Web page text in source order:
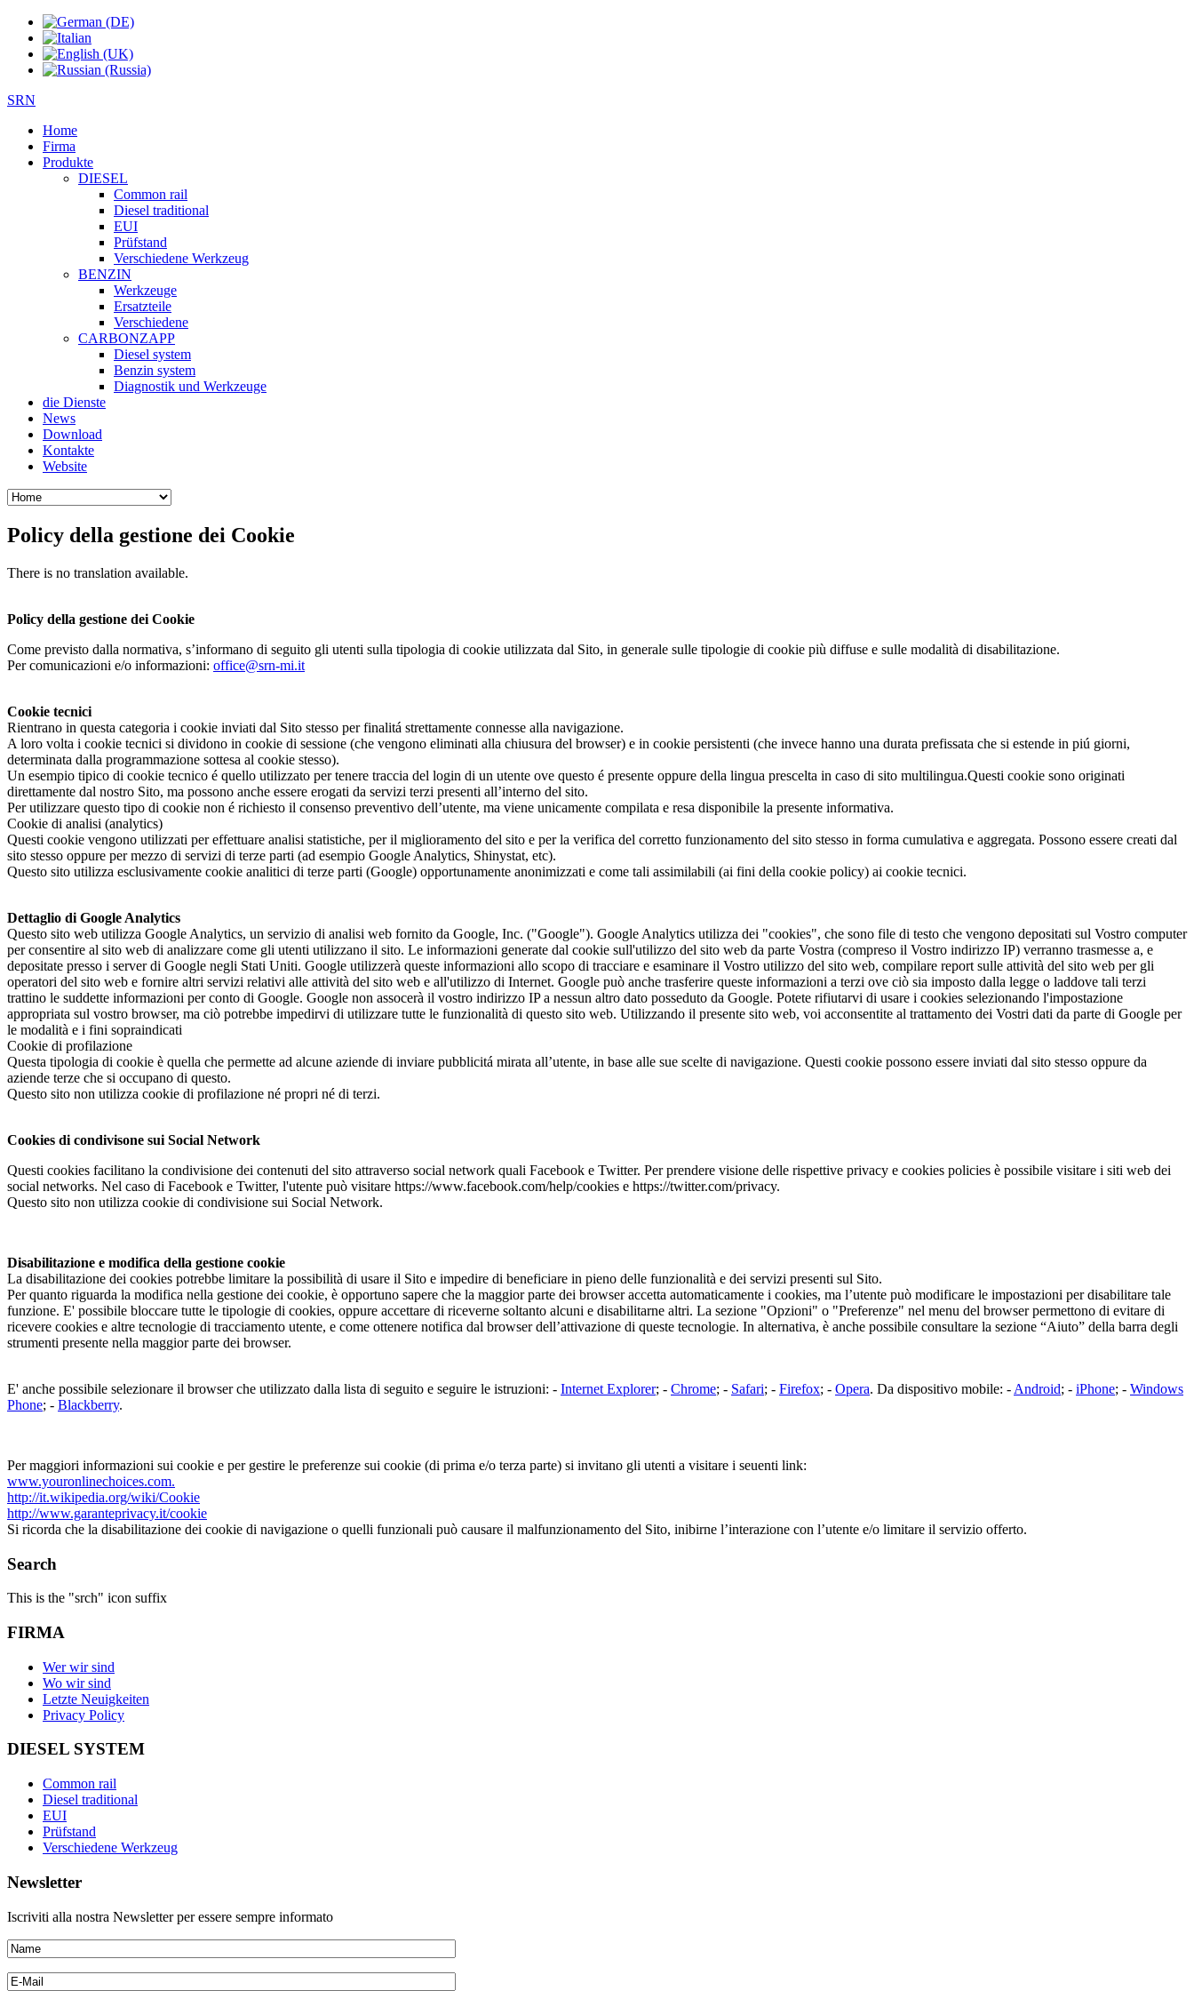
SRN
Home
Firma
Produkte
DIESEL
Common rail
Diesel traditional
EUI
Prüfstand
Verschiedene Werkzeug
BENZIN
Werkzeuge
Ersatzteile
Verschiedene
CARBONZAPP
Diesel system
Benzin system
Diagnostik und Werkzeuge
die Dienste
News
Download
Kontakte
Website
Policy della gestione dei Cookie
There is no translation available.
Policy della gestione dei Cookie
Come previsto dalla normativa, s’informano di seguito gli utenti sulla tipologia di cookie utilizzata dal Sito, in generale sulle tipologie di cookie più diffuse e sulle modalità di disabilitazione.
Per comunicazioni e/o informazioni: office@srn-mi.it
Cookie tecnici
Rientrano in questa categoria i cookie inviati dal Sito stesso per finalitá strettamente connesse alla navigazione.
A loro volta i cookie tecnici si dividono in cookie di sessione (che vengono eliminati alla chiusura del browser) e in cookie persistenti (che invece hanno una durata prefissata che si estende in piú giorni,
determinata dalla programmazione sottesa al cookie stesso).
Un esempio tipico di cookie tecnico é quello utilizzato per tenere traccia del login di un utente ove questo é presente oppure della lingua prescelta in caso di sito multilingua.Questi cookie sono originati
direttamente dal nostro Sito, ma possono anche essere erogati da servizi terzi presenti all’interno del sito.
Per utilizzare questo tipo di cookie non é richiesto il consenso preventivo dell’utente, ma viene unicamente compilata e resa disponibile la presente informativa.
Cookie di analisi (analytics)
Questi cookie vengono utilizzati per effettuare analisi statistiche, per il miglioramento del sito e per la verifica del corretto funzionamento del sito stesso in forma cumulativa e aggregata. Possono essere creati dal
sito stesso oppure per mezzo di servizi di terze parti (ad esempio Google Analytics, Shinystat, etc).
Questo sito utilizza esclusivamente cookie analitici di terze parti (Google) opportunamente anonimizzati e come tali assimilabili (ai fini della cookie policy) ai cookie tecnici.
Dettaglio di Google Analytics
Questo sito web utilizza Google Analytics, un servizio di analisi web fornito da Google, Inc. ("Google"). Google Analytics utilizza dei "cookies", che sono file di testo che vengono depositati sul Vostro computer
per consentire al sito web di analizzare come gli utenti utilizzano il sito. Le informazioni generate dal cookie sull'utilizzo del sito web da parte Vostra (compreso il Vostro indirizzo IP) verranno trasmesse a, e
depositate presso i server di Google negli Stati Uniti. Google utilizzerà queste informazioni allo scopo di tracciare e esaminare il Vostro utilizzo del sito web, compilare report sulle attività del sito web per gli
operatori del sito web e fornire altri servizi relativi alle attività del sito web e all'utilizzo di Internet. Google può anche trasferire queste informazioni a terzi ove ciò sia imposto dalla legge o laddove tali terzi
trattino le suddette informazioni per conto di Google. Google non assocerà il vostro indirizzo IP a nessun altro dato posseduto da Google. Potete rifiutarvi di usare i cookies selezionando l'impostazione
appropriata sul vostro browser, ma ciò potrebbe impedirvi di utilizzare tutte le funzionalità di questo sito web. Utilizzando il presente sito web, voi acconsentite al trattamento dei Vostri dati da parte di Google per
le modalità e i fini sopraindicati
Cookie di profilazione
Questa tipologia di cookie è quella che permette ad alcune aziende di inviare pubblicitá mirata all’utente, in base alle sue scelte di navigazione. Questi cookie possono essere inviati dal sito stesso oppure da
aziende terze che si occupano di questo.
Questo sito non utilizza cookie di profilazione né propri né di terzi.
Cookies di condivisone sui Social Network
Questi cookies facilitano la condivisione dei contenuti del sito attraverso social network quali Facebook e Twitter. Per prendere visione delle rispettive privacy e cookies policies è possibile visitare i siti web dei
social networks. Nel caso di Facebook e Twitter, l'utente può visitare https://www.facebook.com/help/cookies e https://twitter.com/privacy.
Questo sito non utilizza cookie di condivisione sui Social Network.
Disabilitazione e modifica della gestione cookie
La disabilitazione dei cookies potrebbe limitare la possibilità di usare il Sito e impedire di beneficiare in pieno delle funzionalità e dei servizi presenti sul Sito.
Per quanto riguarda la modifica nella gestione dei cookie, è opportuno sapere che la maggior parte dei browser accetta automaticamente i cookies, ma l’utente può modificare le impostazioni per disabilitare tale
funzione. E' possibile bloccare tutte le tipologie di cookies, oppure accettare di riceverne soltanto alcuni e disabilitarne altri. La sezione "Opzioni" o "Preferenze" nel menu del browser permettono di evitare di
ricevere cookies e altre tecnologie di tracciamento utente, e come ottenere notifica dal browser dell’attivazione di queste tecnologie. In alternativa, è anche possibile consultare la sezione “Aiuto” della barra degli
strumenti presente nella maggior parte dei browser.
E' anche possibile selezionare il browser che utilizzato dalla lista di seguito e seguire le istruzioni: - Internet Explorer; - Chrome; - Safari; - Firefox; - Opera. Da dispositivo mobile: - Android; - iPhone; - Windows
Phone; - Blackberry.
Per maggiori informazioni sui cookie e per gestire le preferenze sui cookie (di prima e/o terza parte) si invitano gli utenti a visitare i seuenti link:
www.youronlinechoices.com.
http://it.wikipedia.org/wiki/Cookie
http://www.garanteprivacy.it/cookie
Si ricorda che la disabilitazione dei cookie di navigazione o quelli funzionali può causare il malfunzionamento del Sito, inibirne l’interazione con l’utente e/o limitare il servizio offerto.
Search
This is the "srch" icon suffix
FIRMA
Wer wir sind
Wo wir sind
Letzte Neuigkeiten
Privacy Policy
DIESEL SYSTEM
Common rail
Diesel traditional
EUI
Prüfstand
Verschiedene Werkzeug
Newsletter
Iscriviti alla nostra Newsletter per essere sempre informato